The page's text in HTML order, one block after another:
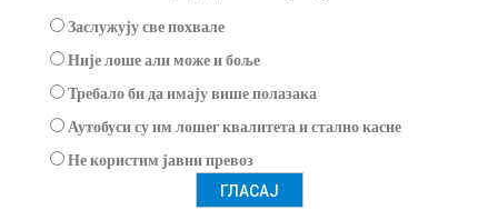
Заслужују све похвале
Није лоше али може и боље
Требало би да имају више полазака
Аутобуси су им лошег квалитета и стално касне
Не користим јавни превоз